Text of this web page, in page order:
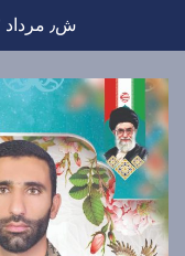
to
content
ش٫ مرداد ۱۷ام, ۱۴۰۵